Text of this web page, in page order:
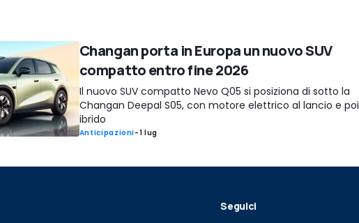
Changan porta in Europa un nuovo SUV
compatto entro fine 2026
Il nuovo SUV compatto Nevo Q05 si posiziona di sotto la
Changan Deepal S05, con motore elettrico al lancio e poi
ibrido
Anticipazioni-1 lug
Seguici